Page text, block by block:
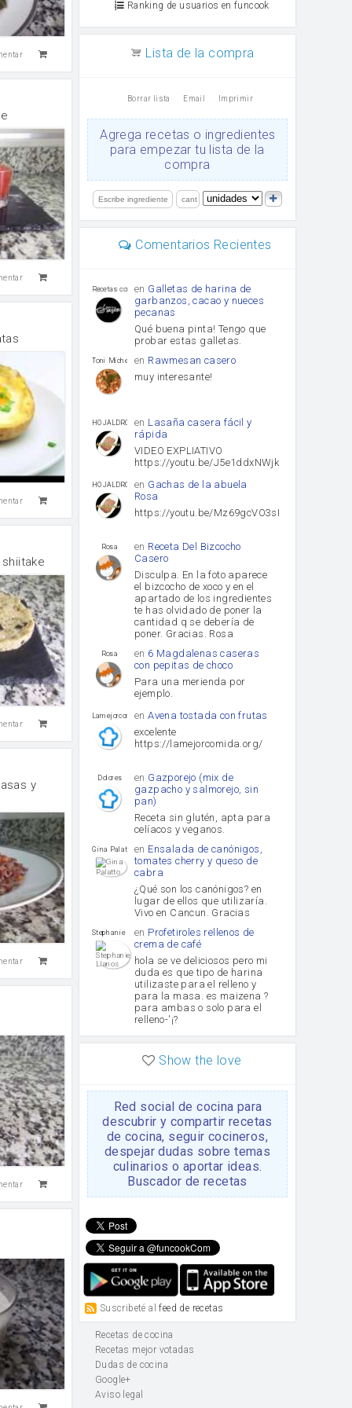
y
Ranking de usuarios en funcook
Lista de la compra
Borrar lista Email Imprimir
Agrega recetas o ingredientes
para empezar tu lista de la
compra
Comentarios Recientes
Recetas con sazon
en Galletas de harina de
garbanzos, cacao y nueces
pecanas
Qué buena pinta! Tengo que
probar estas galletas.
Toni Michel Caubet
en Rawmesan casero
muy interesante!
HOJALDROSA TV
en Lasaña casera fácil y
rápida
VIDEO EXPLIATIVO
https://youtu.be/J5e1ddxNWjk
HOJALDROSA TV
en Gachas de la abuela
Rosa
https://youtu.be/Mz69gcVO3sI
Rosa en Receta Del Bizcocho
Casero
Disculpa. En la foto aparece
el bizcocho de xoco y en el
apartado de los ingredientes
te has olvidado de poner la
cantidad q se debería de
poner. Gracias. Rosa
Rosa en 6 Magdalenas caseras
con pepitas de choco
Para una merienda por
ejemplo.
lamejorcomida
enAvena tostada con frutas
excelente
https://lamejorcomida.org/
Dolores en Gazporejo (mix de
gazpacho y salmorejo, sin
pan)
Receta sin glutén, apta para
celíacos y veganos.
Gina Palatto en Ensalada de canónigos,
tomates cherry y queso de
cabra
¿Qué son los canónigos? en
lugar de ellos que utilizaría.
Vivo en Cancun. Gracias
Stephanie Llanos
en Profetiroles rellenos de
crema de café
hola se ve deliciosos pero mi
duda es que tipo de harina
utilizaste para el relleno y
para la masa. es maizena ?
para ambas o solo para el
relleno-'¡?
Show the love
Red social de cocina para
descubrir y compartir recetas
de cocina, seguir cocineros,
despejar dudas sobre temas
culinarios o aportar ideas.
Buscador de recetas
Suscribeté alfeed de recetas
Recetas de cocina
Recetas mejor votadas
Dudas de cocina
Google+
Aviso legal